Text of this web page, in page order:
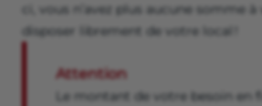
ci, vous n’avez plus aucune somme
disposer librement de votre local !
Attention
Le montant de votre besoin en